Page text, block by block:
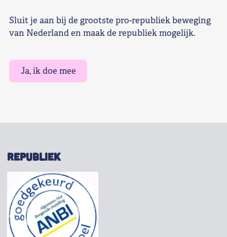
Sluit je aan bij de grootste pro-republiek beweging
van Nederland en maak de republiek mogelijk.
Ja, ik doe mee
REPUBLIEK